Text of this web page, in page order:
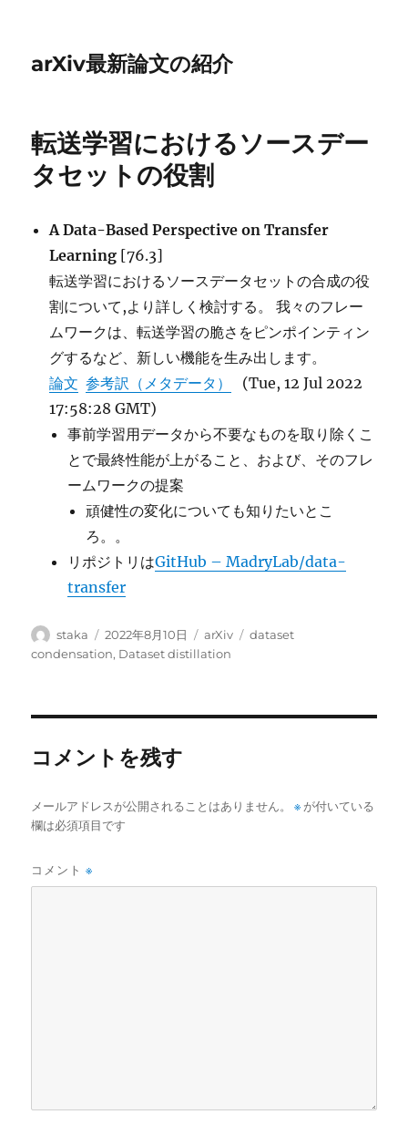
arXiv最新論文の紹介
転送学習におけるソースデー
タセットの役割
A Data-Based Perspective on Transfer
Learning [76.3]
転送学習におけるソースデータセットの合成の役
割について,より詳しく検討する。 我々のフレー
ムワークは、転送学習の脆さをピンポインティン
グするなど、新しい機能を生み出します。
論文 参考訳（メタデータ）
(Tue, 12 Jul 2022
17:58:28 GMT)
事前学習用データから不要なものを取り除くこ
とで最終性能が上がること、および、そのフレ
ームワークの提案
頑健性の変化についても知りたいとこ
ろ。。
リポジトリはGitHub – MadryLab/data-
transfer
投
稿
staka
投
稿
2022年8月10日
カ
テ
arXiv
タ
dataset
condensation, Dataset distillation
コメントを残す
メールアドレスが公開されることはありません。 ※ が付いている
欄は必須項目です
コメント※